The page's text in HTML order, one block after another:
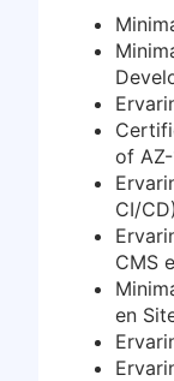
of
CI/CD)
CMS
en